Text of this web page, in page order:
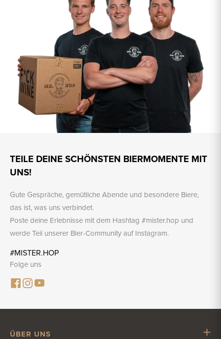
TEILE DEINE SCHÖNSTEN BIERMOMENTE MIT
UNS!
Gute Gespräche, gemütliche Abende und besondere Biere,
das ist, was uns verbindet.
Poste deine Erlebnisse mit dem Hashtag #mister.hop und
werde Teil unserer Bier-Community auf Instagram.
#MISTER.HOP
Folge uns
ÜBER UNS